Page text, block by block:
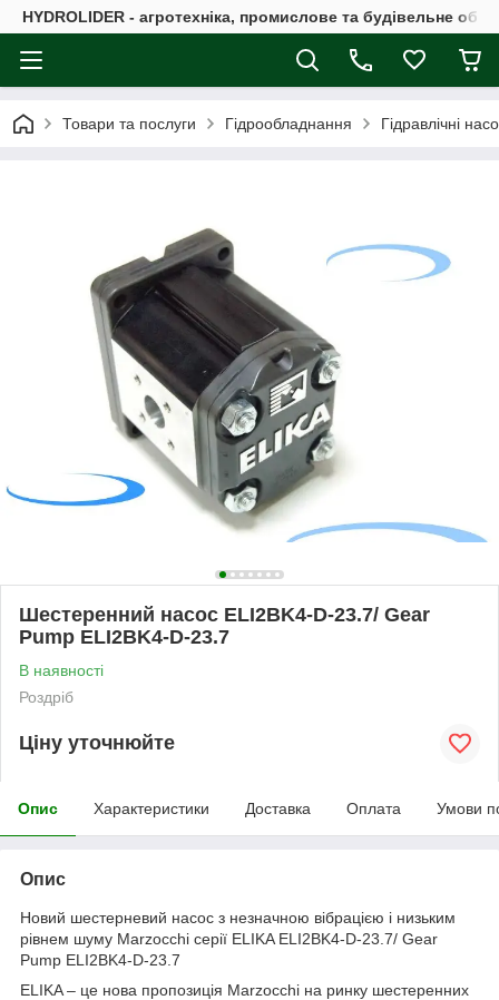
HYDROLIDER - агротехніка, промислове та будівельне
Товари та послуги Гідрообладнання Гідравлічні
Шестеренний насос ELI2BK4-D-23.7/ Gear
Pump ELI2BK4-D-23.7
В наявності
Роздріб
Ціну уточнюйте
Опис Характеристики Доставка Оплата Умови
Опис
Новий шестерневий насос з незначною вібрацією і низьким
рівнем шуму Marzocchi серії ELIKA ELI2BK4-D-23.7/ Gear
Pump ELI2BK4-D-23.7
ELIKA – це нова пропозиція Marzocchi на ринку шестеренних